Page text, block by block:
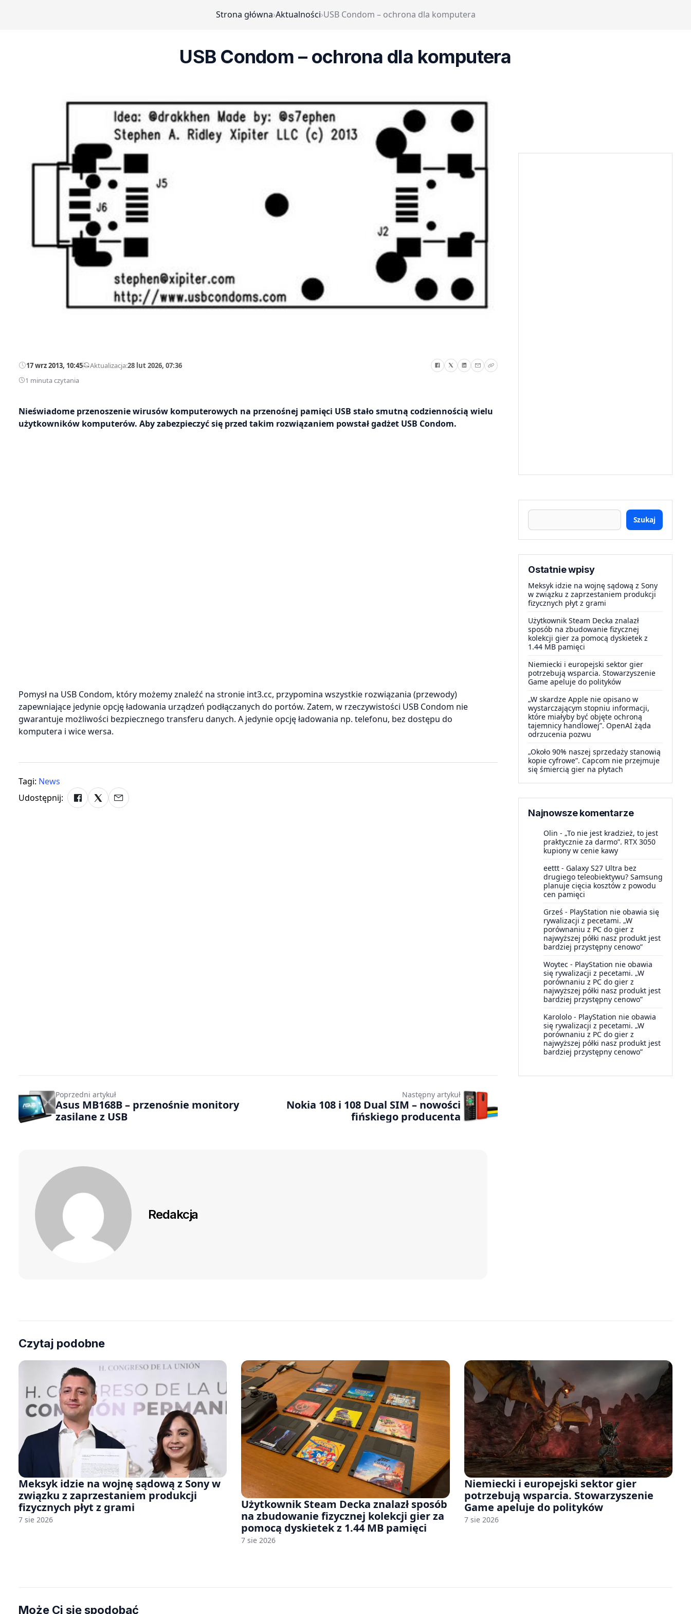
Strona główna›Aktualności›USB Condom – ochrona dla komputera
USB Condom – ochrona dla komputera
17 wrz 2013, 10:45—Aktualizacja:28 lut 2026, 07:36
1 minuta czytania
Nieświadome przenoszenie wirusów komputerowych na przenośnej pamięci USB stało smutną codziennością wielu
użytkowników komputerów. Aby zabezpieczyć się przed takim rozwiązaniem powstał gadżet USB Condom.
Pomysł na USB Condom, który możemy znaleźć na stronie int3.cc, przypomina wszystkie rozwiązania (przewody)
zapewniające jedynie opcję ładowania urządzeń podłączanych do portów. Zatem, w rzeczywistości USB Condom nie
gwarantuje możliwości bezpiecznego transferu danych. A jedynie opcję ładowania np. telefonu, bez dostępu do
komputera i wice wersa.
Tagi: News
Udostępnij:
Szukaj
Ostatnie wpisy
Meksyk idzie na wojnę sądową z Sony
w związku z zaprzestaniem produkcji
fizycznych płyt z grami
Użytkownik Steam Decka znalazł
sposób na zbudowanie fizycznej
kolekcji gier za pomocą dyskietek z
1.44 MB pamięci
Niemiecki i europejski sektor gier
potrzebują wsparcia. Stowarzyszenie
Game apeluje do polityków
„W skardze Apple nie opisano w
wystarczającym stopniu informacji,
które miałyby być objęte ochroną
tajemnicy handlowej”. OpenAI żąda
odrzucenia pozwu
„Około 90% naszej sprzedaży stanowią
kopie cyfrowe”. Capcom nie przejmuje
się śmiercią gier na płytach
Najnowsze komentarze
Olin - „To nie jest kradzież, to jest
praktycznie za darmo”. RTX 3050
kupiony w cenie kawy
eettt - Galaxy S27 Ultra bez
drugiego teleobiektywu? Samsung
planuje cięcia kosztów z powodu
cen pamięci
Grześ - PlayStation nie obawia się
rywalizacji z pecetami. „W
porównaniu z PC do gier z
najwyższej półki nasz produkt jest
bardziej przystępny cenowo”
Woytec - PlayStation nie obawia
się rywalizacji z pecetami. „W
porównaniu z PC do gier z
najwyższej półki nasz produkt jest
bardziej przystępny cenowo”
Karololo - PlayStation nie obawia
się rywalizacji z pecetami. „W
porównaniu z PC do gier z
najwyższej półki nasz produkt jest
bardziej przystępny cenowo”
Poprzedni artykuł
Asus MB168B – przenośnie monitory
zasilane z USB
Następny artykuł
Nokia 108 i 108 Dual SIM – nowości
fińskiego producenta
Redakcja
Czytaj podobne
Meksyk idzie na wojnę sądową z Sony w
związku z zaprzestaniem produkcji
fizycznych płyt z grami
7 sie 2026
Użytkownik Steam Decka znalazł sposób
na zbudowanie fizycznej kolekcji gier za
pomocą dyskietek z 1.44 MB pamięci
7 sie 2026
Niemiecki i europejski sektor gier
potrzebują wsparcia. Stowarzyszenie
Game apeluje do polityków
7 sie 2026
Może Ci się spodobać